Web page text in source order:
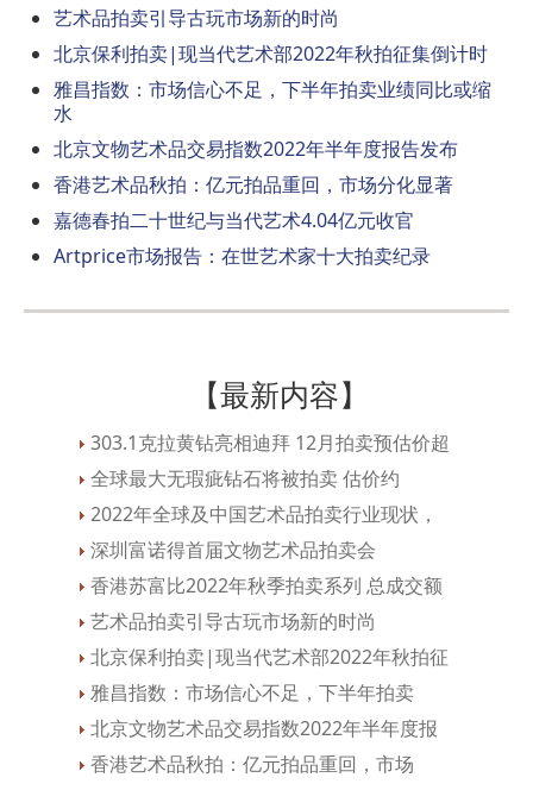
艺术品拍卖引导古玩市场新的时尚
北京保利拍卖|现当代艺术部2022年秋拍征集倒计时
雅昌指数：市场信心不足，下半年拍卖业绩同比或缩
水
北京文物艺术品交易指数2022年半年度报告发布
香港艺术品秋拍：亿元拍品重回，市场分化显著
嘉德春拍二十世纪与当代艺术4.04亿元收官
Artprice市场报告：在世艺术家十大拍卖纪录
【最新内容】
303.1克拉黄钻亮相迪拜 12月拍卖预估价超
全球最大无瑕疵钻石将被拍卖 估价约
2022年全球及中国艺术品拍卖行业现状，
深圳富诺得首届文物艺术品拍卖会
香港苏富比2022年秋季拍卖系列 总成交额
艺术品拍卖引导古玩市场新的时尚
北京保利拍卖|现当代艺术部2022年秋拍征
雅昌指数：市场信心不足，下半年拍卖
北京文物艺术品交易指数2022年半年度报
香港艺术品秋拍：亿元拍品重回，市场